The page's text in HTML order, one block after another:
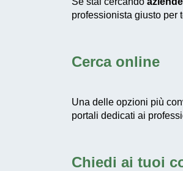
professionista giusto per
Cerca online
Una delle opzioni più
portali dedicati ai
Chiedi ai tuoi